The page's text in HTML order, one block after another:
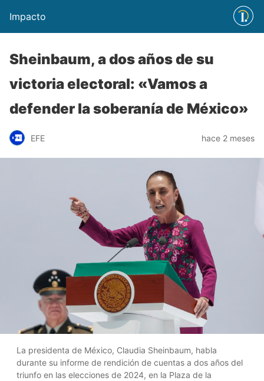
Impacto
Sheinbaum, a dos años de su
victoria electoral: «Vamos a
defender la soberanía de México»
EFE hace 2 meses
La presidenta de México, Claudia Sheinbaum, habla
durante su informe de rendición de cuentas a dos años del
triunfo en las elecciones de 2024, en la Plaza de la